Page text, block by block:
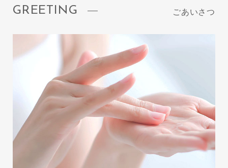
GREETING ごあいさつ